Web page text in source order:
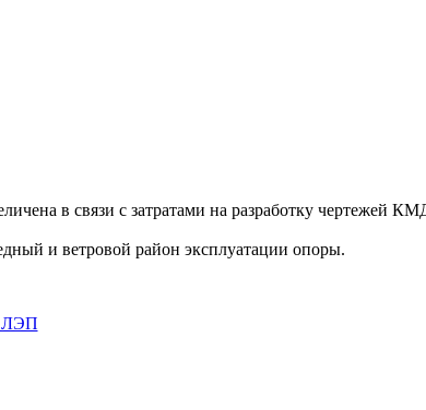
в связи с затратами на разработку чертежей
и ветровой район эксплуатации опоры.
ЛЭП